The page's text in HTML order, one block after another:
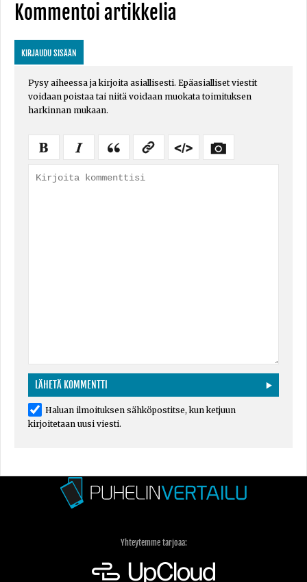
Kommentoi artikkelia
KIRJAUDU SISÄÄN
Pysy aiheessa ja kirjoita asiallisesti. Epäasialliset viestit
voidaan poistaa tai niitä voidaan muokata toimituksen
harkinnan mukaan.
Haluan ilmoituksen sähköpostitse, kun ketjuun
kirjoitetaan uusi viesti.
Yhteytemme tarjoaa: